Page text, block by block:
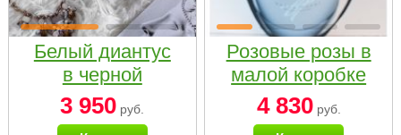
Белый диантус
в черной
коробке Small
3 950 руб.
Розовые розы в
малой коробке
4 830руб.